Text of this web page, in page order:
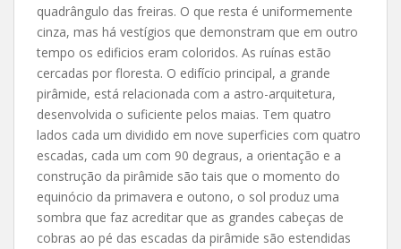
quadrângulo das freiras. O que resta é uniformemente
cinza, mas há vestígios que demonstram que em outro
tempo os edificios eram coloridos. As ruínas estão
cercadas por floresta. O edifício principal, a grande
pirâmide, está relacionada com a astro-arquitetura,
desenvolvida o suficiente pelos maias. Tem quatro
lados cada um dividido em nove superficies com quatro
escadas, cada um com 90 degraus, a orientação e a
construção da pirâmide são tais que o momento do
equinócio da primavera e outono, o sol produz uma
sombra que faz acreditar que as grandes cabeças de
cobras ao pé das escadas da pirâmide são estendidas